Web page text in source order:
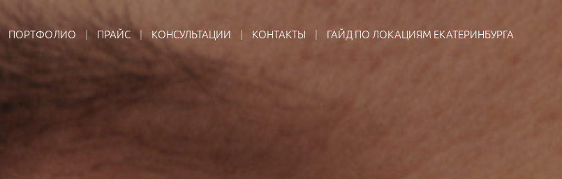
ПОРТФОЛИО ПРАЙС КОНСУЛЬТАЦИИ КОНТАКТЫ ГАЙД ПО ЛОКАЦИЯМ ЕКАТЕРИНБУРГА